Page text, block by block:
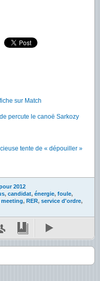
sur Match
percute le canoë Sarkozy
tente de « dépouiller »
2012
, candidat, énergie, foule,
meeting, RER, service d'ordre,